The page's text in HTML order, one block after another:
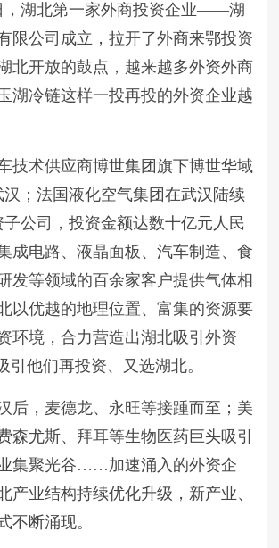
，湖北第一家外商投资企业——湖
限公司成立，拉开了外商来鄂投资
北开放的鼓点，越来越多外资外商
湖冷链这样一投再投的外资企业越
技术供应商博世集团旗下博世华域
汉；法国液化空气集团在武汉陆续
公司，投资金额达数十亿元人民
成电路、液晶面板、汽车制造、食
发等领域的百余家客户提供气体相
优越的地理位置、富集的资源要
环境，合力营造出湖北吸引外资
引他们再投资、又选湖北。
后，麦德龙、永旺等接踵而至；美
森尤斯、拜耳等生物医药巨头吸引
集聚光谷……加速涌入的外资企
产业结构持续优化升级，新产业、
不断涌现。